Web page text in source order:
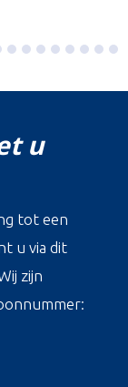
u
tot een
u via dit
zijn